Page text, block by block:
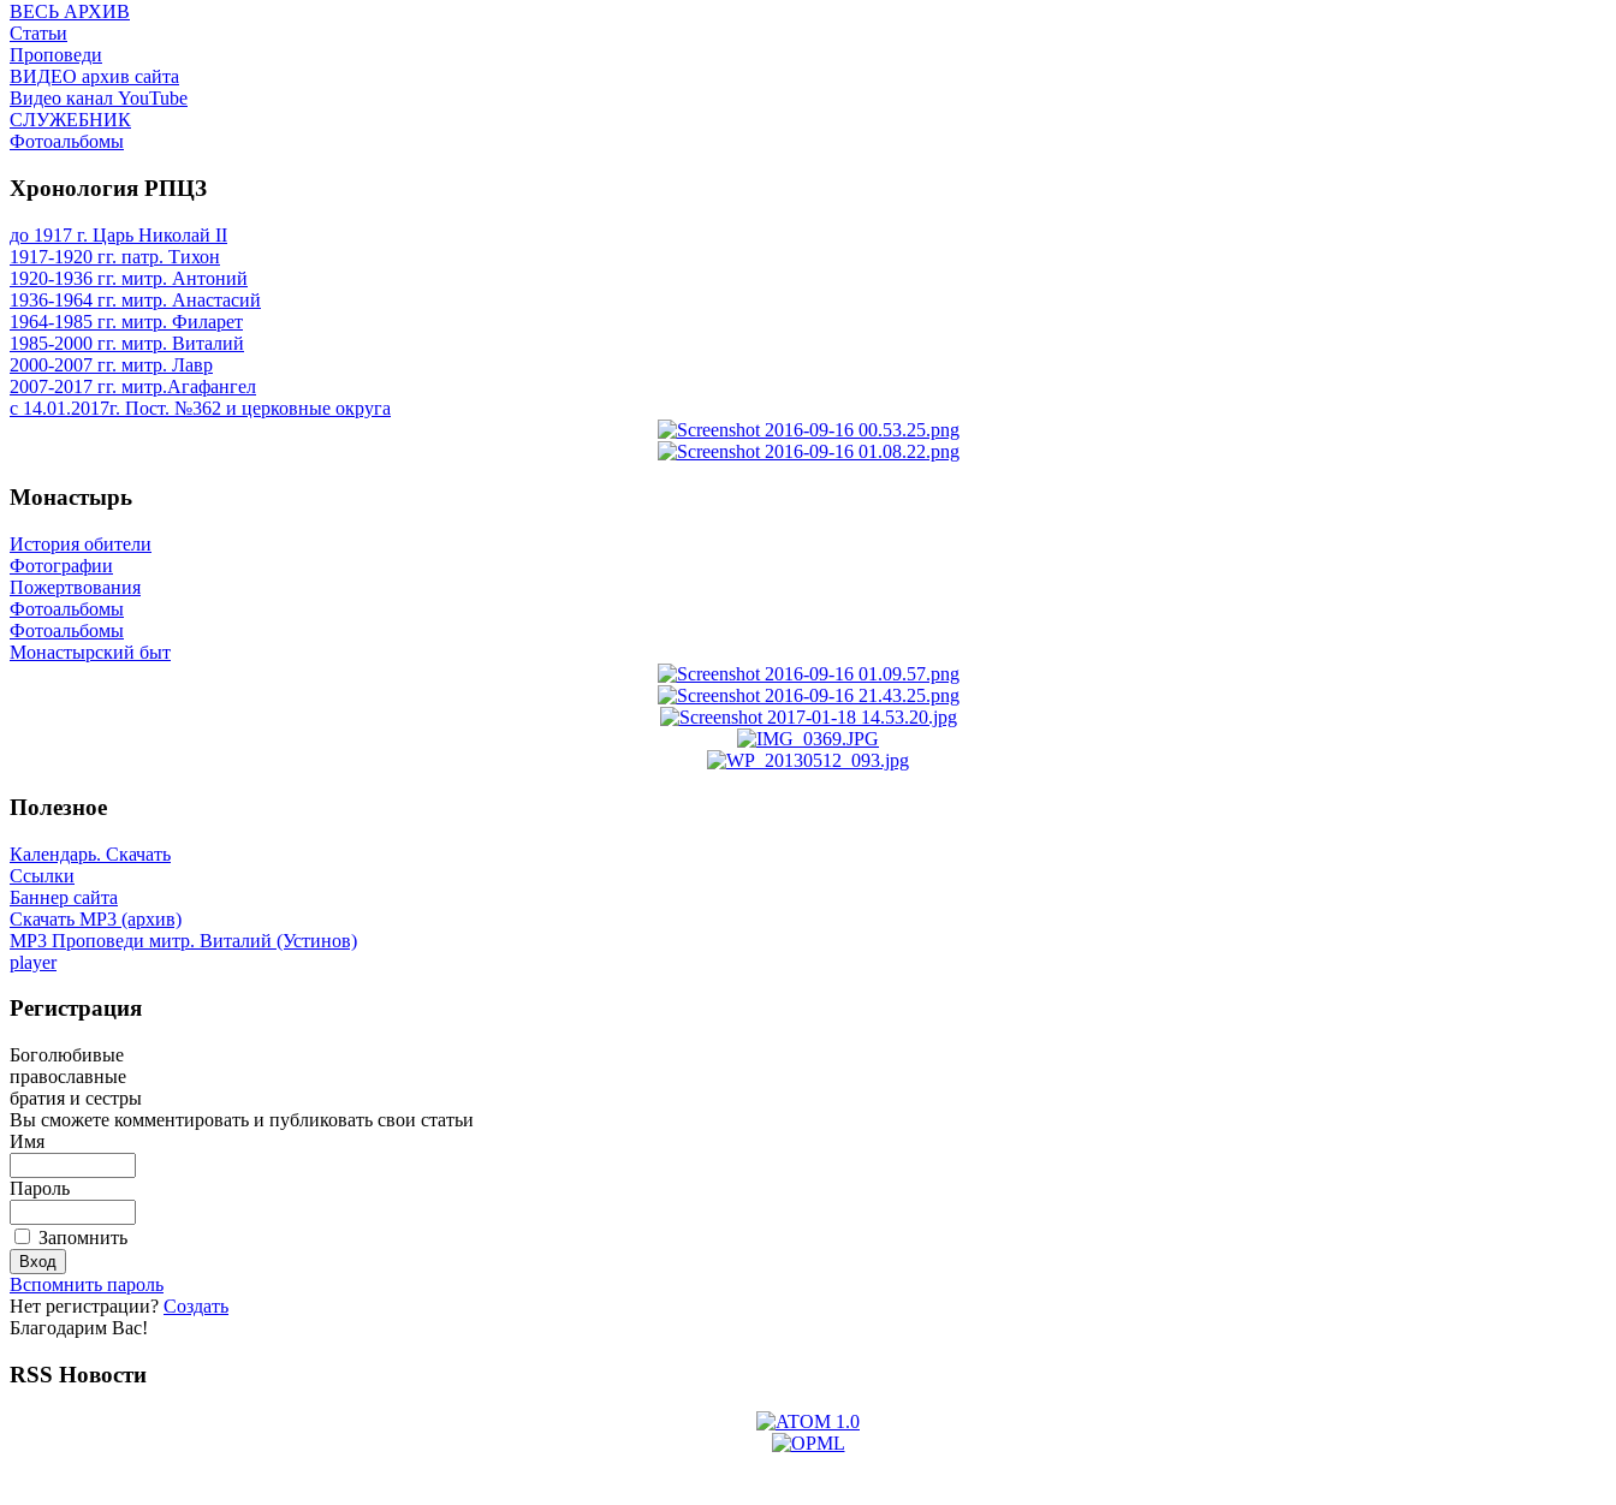
ВЕСЬ АРХИВ
Статьи
Проповеди
ВИДЕО архив сайта
Видео канал YouTube
СЛУЖЕБНИК
Фотоальбомы
Хронология РПЦЗ
до 1917 г. Царь Николай II
1917-1920 гг. патр. Тихон
1920-1936 гг. митр. Антоний
1936-1964 гг. митр. Анастасий
1964-1985 гг. митр. Филарет
1985-2000 гг. митр. Виталий
2000-2007 гг. митр. Лавр
2007-2017 гг. митр.Агафангел
с 14.01.2017г. Пост. №362 и церковные округа
Монастырь
История обители
Фотографии
Пожертвования
Фотоальбомы
Фотоальбомы
Монастырский быт
Полезное
Календарь. Скачать
Ссылки
Баннер сайта
Скачать MP3 (архив)
MP3 Проповеди митр. Виталий (Устинов)
player
Регистрация
Боголюбивые
православные
братия и сестры
Вы сможете комментировать и публиковать свои статьи
Имя
Пароль
Запомнить
Вспомнить пароль
Нет регистрации? Создать
Благодарим Вас!
RSS Новости